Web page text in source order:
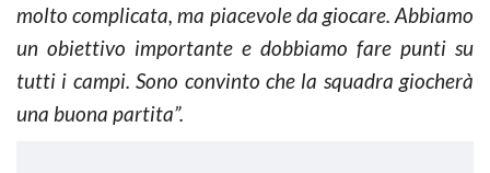
molto complicata, ma piacevole da giocare. Abbiamo
un obiettivo importante e dobbiamo fare punti su
tutti i campi. Sono convinto che la squadra giocherà
una buona partita”.